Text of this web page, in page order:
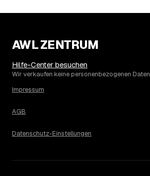
AWL ZENTRUM
Hilfe-Center besuchen
Wir verkaufen keine personenbezogenen Daten
Impressum
AGB
Datenschutz-Einstellungen